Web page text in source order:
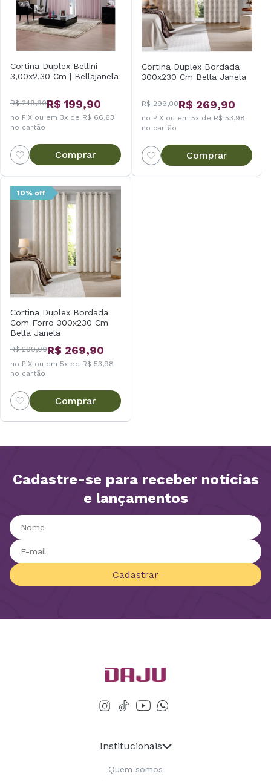
Cortina Duplex Bellini
3,00x2,30 Cm | Bellajanela
R$ 249,90R$ 199,90
no PIX ou em 3x de R$ 66,63
no cartão
Comprar
Cortina Duplex Bordada
300x230 Cm Bella Janela
R$ 299,00R$ 269,90
no PIX ou em 5x de R$ 53,98
no cartão
Comprar
10% off
Cortina Duplex Bordada
Com Forro 300x230 Cm
Bella Janela
R$ 299,00R$ 269,90
no PIX ou em 5x de R$ 53,98
no cartão
Comprar
Cadastre-se para receber notícias
e lançamentos
Cadastrar
Institucionais
Quem somos